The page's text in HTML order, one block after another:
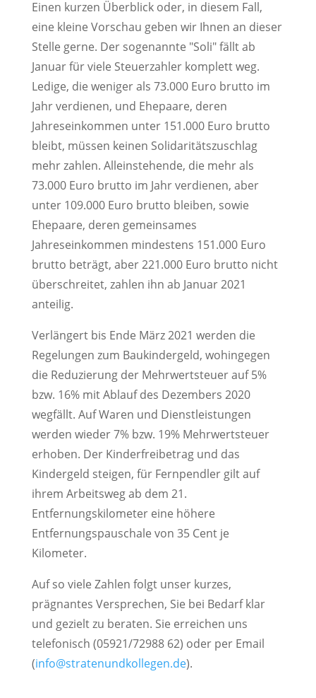
Einen kurzen Überblick oder, in diesem Fall,
eine kleine Vorschau geben wir Ihnen an dieser
Stelle gerne. Der sogenannte "Soli" fällt ab
Januar für viele Steuerzahler komplett weg.
Ledige, die weniger als 73.000 Euro brutto im
Jahr verdienen, und Ehepaare, deren
Jahreseinkommen unter 151.000 Euro brutto
bleibt, müssen keinen Solidaritätszuschlag
mehr zahlen. Alleinstehende, die mehr als
73.000 Euro brutto im Jahr verdienen, aber
unter 109.000 Euro brutto bleiben, sowie
Ehepaare, deren gemeinsames
Jahreseinkommen mindestens 151.000 Euro
brutto beträgt, aber 221.000 Euro brutto nicht
überschreitet, zahlen ihn ab Januar 2021
anteilig.
Verlängert bis Ende März 2021 werden die
Regelungen zum Baukindergeld, wohingegen
die Reduzierung der Mehrwertsteuer auf 5%
bzw. 16% mit Ablauf des Dezembers 2020
wegfällt. Auf Waren und Dienstleistungen
werden wieder 7% bzw. 19% Mehrwertsteuer
erhoben. Der Kinderfreibetrag und das
Kindergeld steigen, für Fernpendler gilt auf
ihrem Arbeitsweg ab dem 21.
Entfernungskilometer eine höhere
Entfernungspauschale von 35 Cent je
Kilometer.
Auf so viele Zahlen folgt unser kurzes,
prägnantes Versprechen, Sie bei Bedarf klar
und gezielt zu beraten. Sie erreichen uns
telefonisch (05921/72988 62) oder per Email
(info@stratenundkollegen.de).